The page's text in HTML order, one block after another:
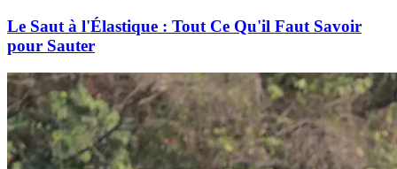
Le Saut à l'Élastique : Tout Ce Qu'il Faut Savoir
pour Sauter